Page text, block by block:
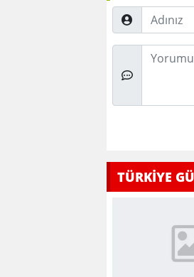
Adınız
Düşünceleriniz
TÜRKİYE